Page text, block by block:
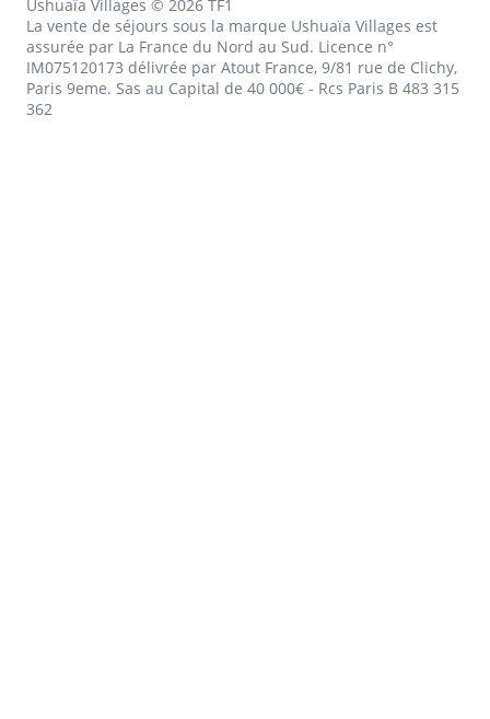
Ushuaïa Villages © 2026 TF1
La vente de séjours sous la marque Ushuaïa Villages est
assurée par La France du Nord au Sud. Licence n°
IM075120173 délivrée par Atout France, 9/81 rue de Clichy,
Paris 9eme. Sas au Capital de 40 000€ - Rcs Paris B 483 315
362